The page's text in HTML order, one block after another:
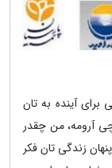
آینده به تان
آرومه، من چقدر
زندگی تان فکر